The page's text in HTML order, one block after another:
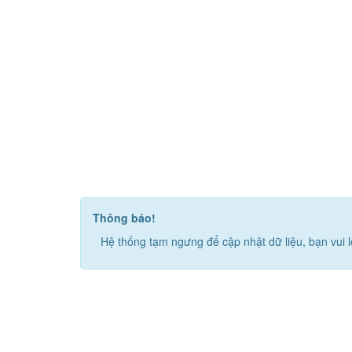
Thông báo!
Hệ thống tạm ngưng để cập nhật dữ liệu, bạn vui